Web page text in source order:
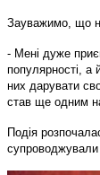
Зауважимо, що
- Мені дуже
популярності, а
них дарувати
став ще одним
Подія
супроводжували